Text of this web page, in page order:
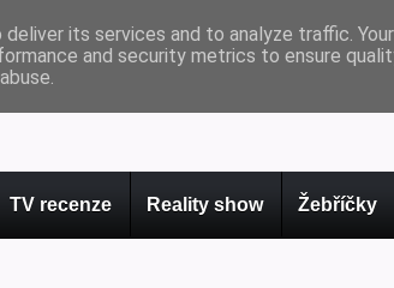
TV recenze Reality show Žebříčky
its services and to analyze traffic.
and security metrics to ensure